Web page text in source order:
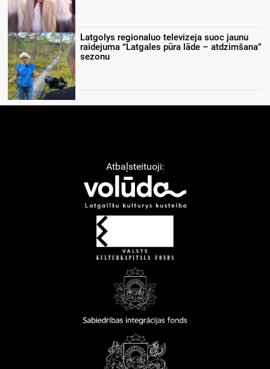
Latgolys regionaluo televizeja suoc jaunu
raidejuma “Latgales pūra lāde – atdzimšana”
sezonu
Atbaļsteituoji: